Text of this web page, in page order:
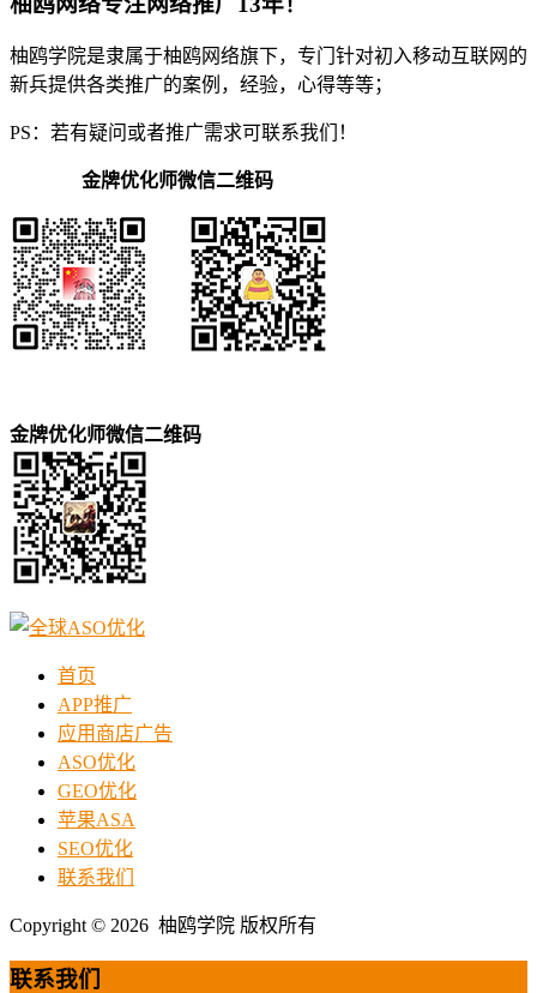
柚鸥学院是隶属于柚鸥网络旗下，专门针对初入移动互联网的
新兵提供各类推广的案例，经验，心得等等；
PS：若有疑问或者推广需求可联系我们！
金牌优化师微信二维码
金牌优化师微信二维码
首页
APP推广
应用商店广告
ASO优化
GEO优化
苹果ASA
SEO优化
联系我们
Copyright © 2026 柚鸥学院 版权所有
联系我们